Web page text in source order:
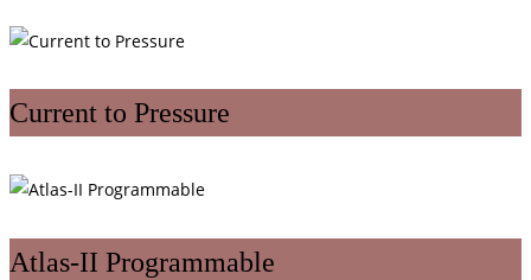
Current to Pressure
Atlas-II Programmable